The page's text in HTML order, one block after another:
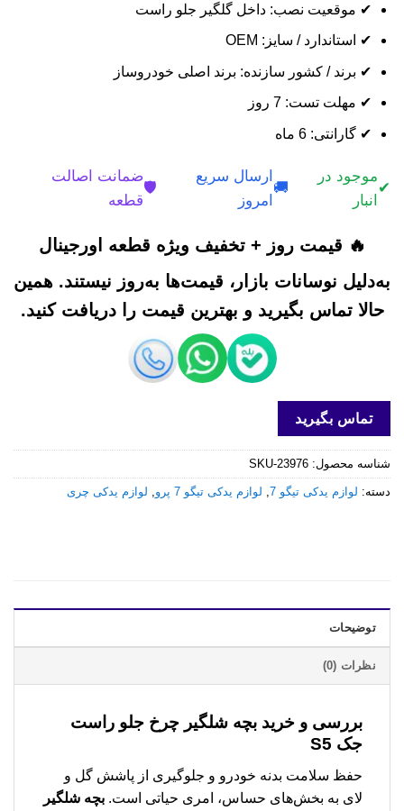
✔ موقعیت نصب: داخل گلگیر جلو راست
✔ استاندارد / سایز: OEM
✔ برند / کشور سازنده: برند اصلی خودروساز
✔ مهلت تست: 7 روز
✔ گارانتی: 6 ماه
✔
موجود در
انبار
🚚
ارسال سریع
امروز
🛡️
ضمانت اصالت
قطعه
🔥 قیمت روز + تخفیف ویژه قطعه اورجینال
به‌دلیل نوسانات بازار، قیمت‌ها به‌روز نیستند. همین
حالا تماس بگیرید و بهترین قیمت را دریافت کنید.
تماس بگیرید
شناسه محصول: SKU-23976
دسته: لوازم یدکی تیگو 7 , لوازم یدکی تیگو 7 پرو , لوازم یدکی چری
توضیحات
نظرات (0)
بررسی و خرید بچه شلگیر چرخ جلو راست
جک S5
حفظ سلامت بدنه خودرو و جلوگیری از پاشش گل و
لای به بخش‌های حساس، امری حیاتی است. بچه شلگیر